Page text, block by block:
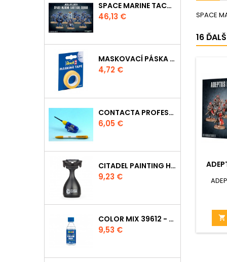
SPACE MARINE TACTICAL SQUAD
Cena
46,13 €
MASKOVACÍ PÁSKA 39695 - 10MM
Cena
4,72 €
CONTACTA PROFESSIONAL 39604 - 25G
Cena
6,05 €
CITADEL PAINTING HANDLE
Cena
9,23 €
COLOR MIX 39612 - ŘEDIDLO 100ML
Cena
9,53 €
SPACE
16
